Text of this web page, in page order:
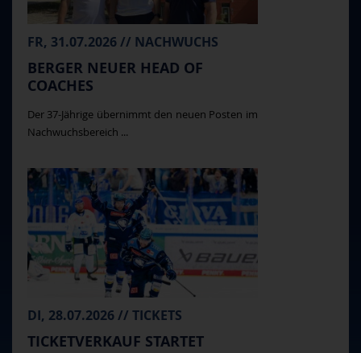
FR, 31.07.2026 // NACHWUCHS
BERGER NEUER HEAD OF
COACHES
Der 37-Jährige übernimmt den neuen Posten im
Nachwuchsbereich ...
DI, 28.07.2026 // TICKETS
TICKETVERKAUF STARTET